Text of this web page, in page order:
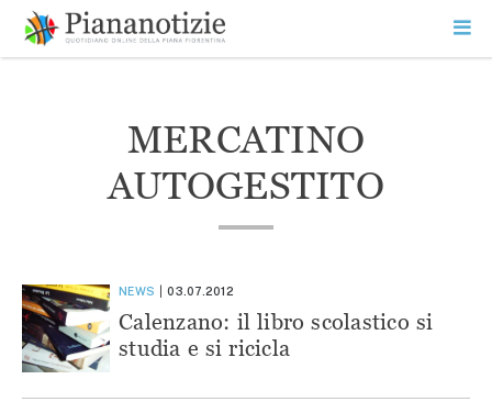
contenuto
SEARCH
MERCATINO
AUTOGESTITO
NEWS 03.07.2012
Calenzano: il libro scolastico si
studia e si ricicla